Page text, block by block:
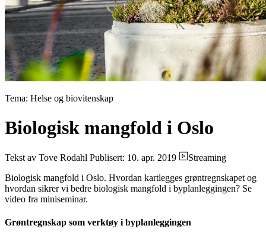
Tema: Helse og biovitenskap
Biologisk mangfold i Oslo
Tekst av Tove Rodahl Publisert: 10. apr. 2019
Streaming
Biologisk mangfold i Oslo. Hvordan kartlegges grøntregnskapet og
hvordan sikrer vi bedre biologisk mangfold i byplanleggingen? Se
video fra miniseminar.
Grøntregnskap som verktøy i byplanleggingen